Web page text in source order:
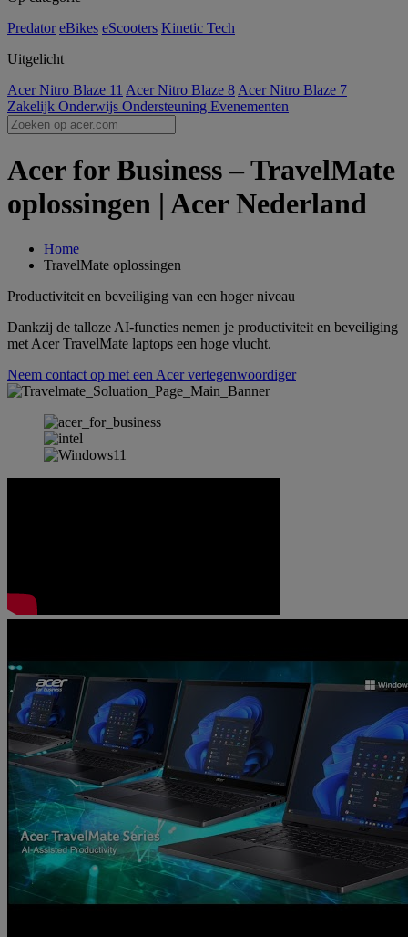
Predator eBikes eScooters Kinetic Tech
Uitgelicht
Acer Nitro Blaze 11 Acer Nitro Blaze 8 Acer Nitro Blaze 7
Zakelijk Onderwijs Ondersteuning Evenementen
Acer for Business – TravelMate
oplossingen | Acer Nederland
Home
TravelMate oplossingen
Productiviteit en beveiliging van een hoger niveau
Dankzij de talloze AI-functies nemen je productiviteit en beveiliging
met Acer TravelMate laptops een hoge vlucht.
Neem contact op met een Acer vertegenwoordiger